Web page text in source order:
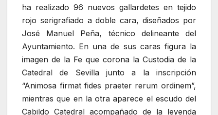
ha realizado 96 nuevos gallardetes en tejido
rojo serigrafiado a doble cara, diseñados por
José Manuel Peña, técnico delineante del
Ayuntamiento. En una de sus caras figura la
imagen de la Fe que corona la Custodia de la
Catedral de Sevilla junto a la inscripción
“Animosa firmat fides praeter rerum ordinem”,
mientras que en la otra aparece el escudo del
Cabildo Catedral acompañado de la leyenda